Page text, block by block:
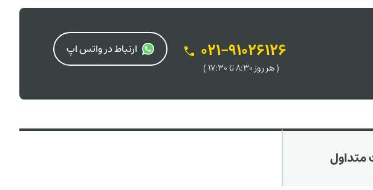
021-91026126
( هر روز 8:30 تا 17:30 )
ارتباط در واتس اپ
متداول